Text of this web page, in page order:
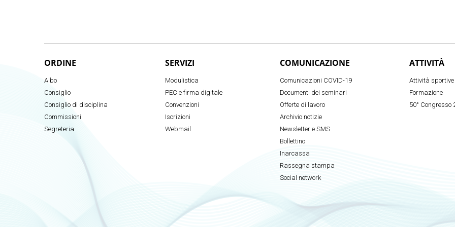
ORDINE
Albo
Consiglio
Consiglio di disciplina
Commissioni
Segreteria
SERVIZI
Modulistica
PEC e firma digitale
Convenzioni
Iscrizioni
Webmail
COMUNICAZIONE
Comunicazioni COVID-19
Documenti dei seminari
Offerte di lavoro
Archivio notizie
Newsletter e SMS
Bollettino
Inarcassa
Rassegna stampa
Social network
ATTIVITÀ
Attività sportive
Formazione
50° Congresso